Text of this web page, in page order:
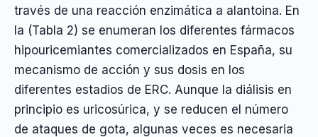
través de una reacción enzimática a alantoina. En
la (Tabla 2) se enumeran los diferentes fármacos
hipouricemiantes comercializados en España, su
mecanismo de acción y sus dosis en los
diferentes estadios de ERC. Aunque la diálisis en
principio es uricosúrica, y se reducen el número
de ataques de gota, algunas veces es necesaria